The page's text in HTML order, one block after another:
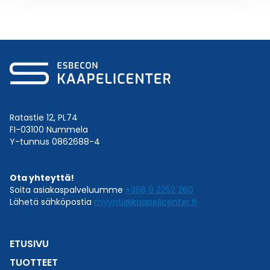
Ratastie 12, PL74
FI-03100 Nummela
Y-tunnus 0862688-4
Ota yhteyttä!
Soita asiakaspalveluumme +358 9 2252 260
Lähetä sähköpostia myynti@kaapelicenter.fi
ETUSIVU
TUOTTEET